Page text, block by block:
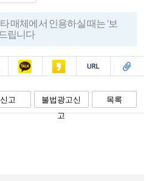
매체에서 인용하실 때는 '보
립니다
카톡 카스 복사 스크랩
신고
불법광고신
고
목록